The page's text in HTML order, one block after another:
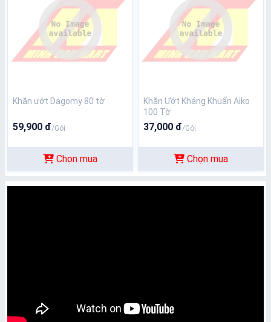
Khăn ướt Dagomy 80 tờ
59,900 đ/Gói
Chọn mua
Khăn Ướt Kháng Khuẩn Aiko
100 Tờ
37,000 đ/Gói
Chọn mua